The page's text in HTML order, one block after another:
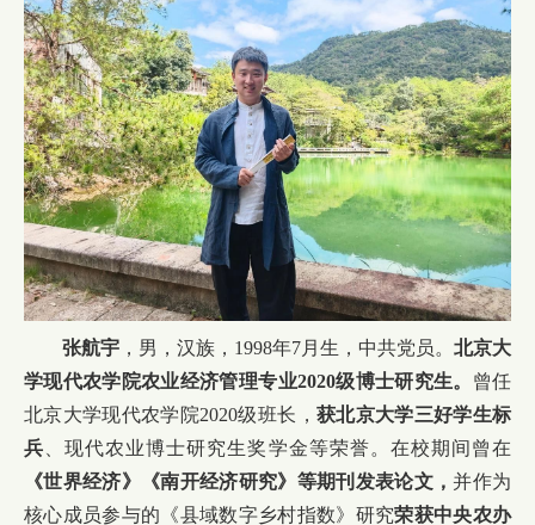
张航宇 ，男，汉族，1998年7月生，中共党员。 北京大
学现代农学院农业经济管理专业2020级博士研究生。 曾任
北京大学现代农学院2020级班长， 获北京大学三好学生标
兵 、现代农业博士研究生奖学金等荣誉。在校期间曾在
《世界经济》《南开经济研究》等期刊发表论文，并作为
核心成员参与的《县域数字乡村指数》研究荣获中央农办